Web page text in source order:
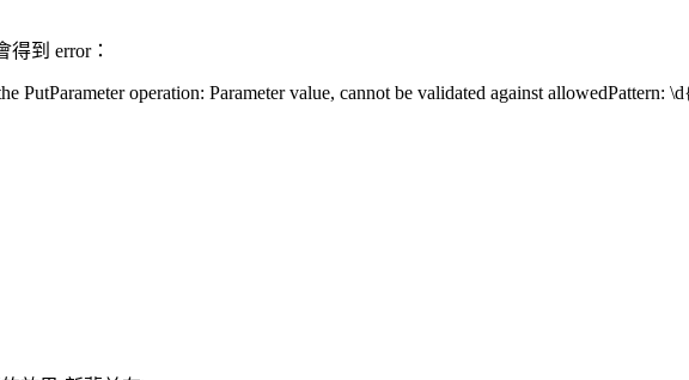
得到 error：
PutParameter operation: Parameter value, cannot be validated against allowedPattern: